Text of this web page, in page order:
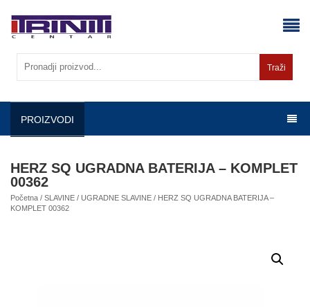
content
Traži
PROIZVODI
HERZ SQ UGRADNA BATERIJA – KOMPLET
00362
Početna / SLAVINE / UGRADNE SLAVINE / HERZ SQ UGRADNA BATERIJA –
KOMPLET 00362